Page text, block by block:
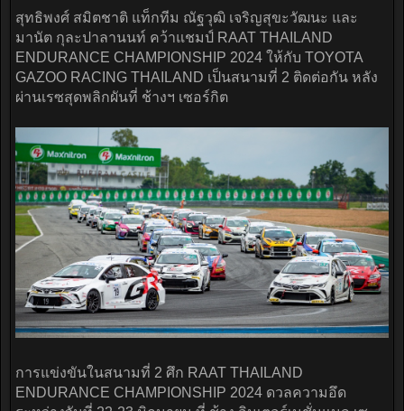
สุทธิพงศ์ สมิตชาติ แท็กทีม ณัฐวุฒิ เจริญสุขะวัฒนะ และ
มานัต กุละปาลานนท์ คว้าแชมป์ RAAT THAILAND
ENDURANCE CHAMPIONSHIP 2024 ให้กับ TOYOTA
GAZOO RACING THAILAND เป็นสนามที่ 2 ติดต่อกัน หลัง
ผ่านเรซสุดพลิกผันที่ ช้างฯ เซอร์กิต
การแข่งขันในสนามที่ 2 ศึก RAAT THAILAND
ENDURANCE CHAMPIONSHIP 2024 ดวลความอึด